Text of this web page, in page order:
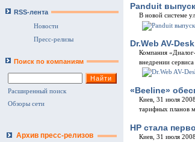
RSS-лента
Новости
Пресс-релизы
Поиск по компаниям
Расширенный поиск
Обзоры сети
Архив пресс-релизов
Panduit
В новой системе
Dr.Web AV-
Компания
внедрении
«Beeline»
Киев, 31 июля
тарифных планов
HP стала
Киев, 31 июля